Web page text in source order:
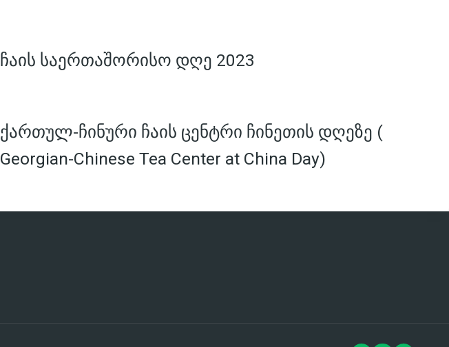
ჩაის საერთაშორისო დღე 2023
ქართულ-ჩინური ჩაის ცენტრი ჩინეთის დღეზე (
Georgian-Chinese Tea Center at China Day)